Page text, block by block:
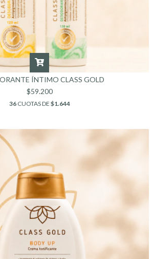
ÍNTIMO CLASS GOLD
$59.200
36CUOTAS DE $1.644